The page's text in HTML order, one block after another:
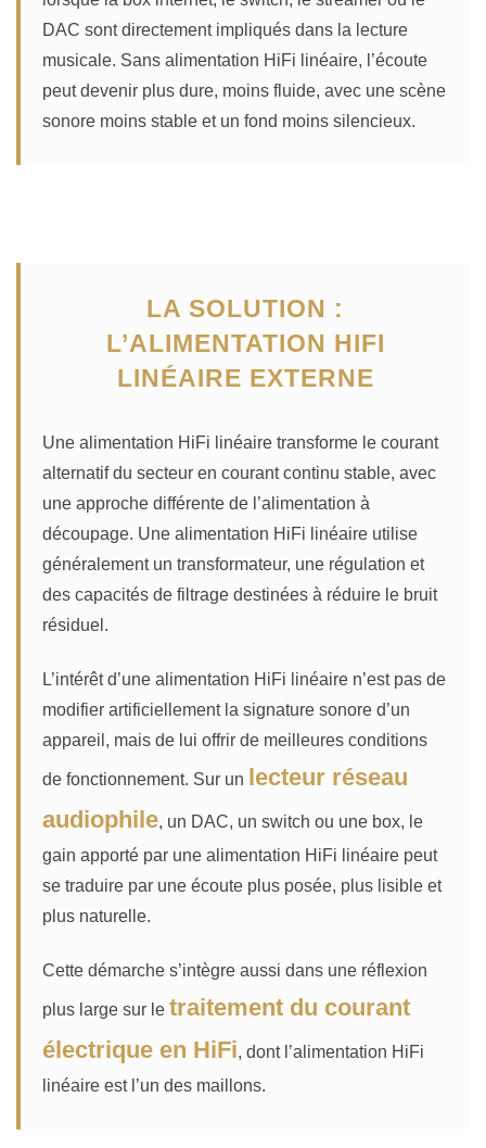
DAC sont directement impliqués dans la lecture
musicale. Sans alimentation HiFi linéaire, l’écoute
peut devenir plus dure, moins fluide, avec une scène
sonore moins stable et un fond moins silencieux.
LA SOLUTION :
L’ALIMENTATION HIFI
LINÉAIRE EXTERNE
Une alimentation HiFi linéaire transforme le courant
alternatif du secteur en courant continu stable, avec
une approche différente de l’alimentation à
découpage. Une alimentation HiFi linéaire utilise
généralement un transformateur, une régulation et
des capacités de filtrage destinées à réduire le bruit
résiduel.
L’intérêt d’une alimentation HiFi linéaire n’est pas de
modifier artificiellement la signature sonore d’un
appareil, mais de lui offrir de meilleures conditions
de fonctionnement. Sur un lecteur réseau
audiophile, un DAC, un switch ou une box, le
gain apporté par une alimentation HiFi linéaire peut
se traduire par une écoute plus posée, plus lisible et
plus naturelle.
Cette démarche s’intègre aussi dans une réflexion
plus large sur le traitement du courant
électrique en HiFi, dont l’alimentation HiFi
linéaire est l’un des maillons.